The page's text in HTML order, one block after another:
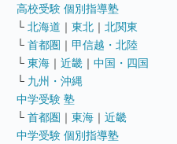
高校受験 個別指導塾
└ 北海道 ｜ 東北 ｜ 北関東
└ 首都圏 ｜ 甲信越・北陸
└ 東海 ｜ 近畿 ｜ 中国・四国
└ 九州・沖縄
中学受験 塾
└ 首都圏 ｜ 東海 ｜ 近畿
中学受験 個別指導塾